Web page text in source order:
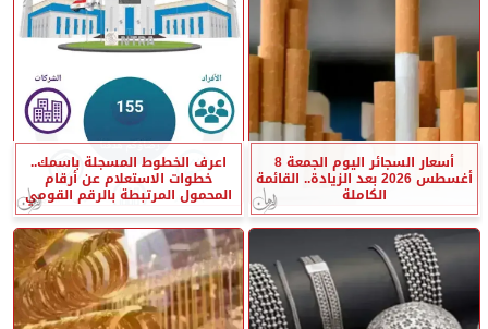
أسعار السجائر اليوم الجمعة 8
أغسطس 2026 بعد الزيادة.. القائمة
الكاملة
اعرف الخطوط المسجلة باسمك..
خطوات الاستعلام عن أرقام
المحمول المرتبطة بالرقم القومي